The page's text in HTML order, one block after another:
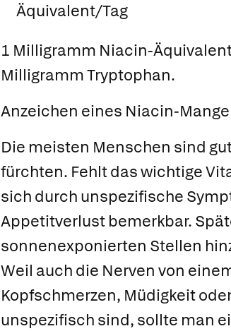
Äquivalent/Tag
1 Milligramm Niacin-
Milligramm Tryptophan.
Anzeichen eines Niacin-
Die meisten Menschen sind
fürchten. Fehlt das wichtige
sich durch unspezifische
Appetitverlust bemerkbar.
sonnenexponierten Stellen
Weil auch die Nerven von
Kopfschmerzen, Müdigkeit
unspezifisch sind, sollte man